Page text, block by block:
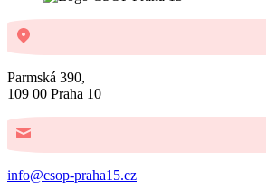
Parmská 390,
109 00 Praha 10
info@csop-praha15.cz